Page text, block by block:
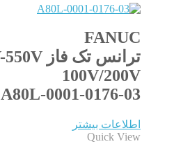
FANUC
100V/200V
A80L-0001-0176-03
اطلاعات بیشتر
Quick View